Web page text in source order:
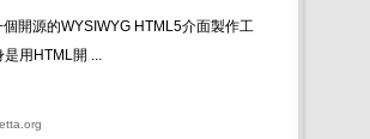
個開源的WYSIWYG HTML5介面製作工
用HTML開 ...